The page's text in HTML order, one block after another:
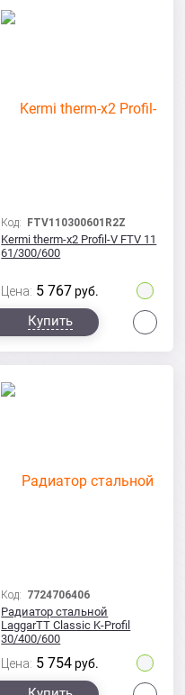
Код: FTV110300601R2Z
Kermi therm-x2 Profil-V FTV 11
61/300/600
Цена: 5 767 руб.
Купить
Код: 7724706406
Радиатор стальной
LaggarTT Classic K-Profil
30/400/600
Цена: 5 754 руб.